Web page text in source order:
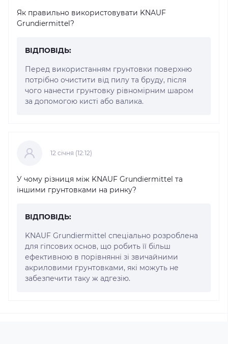
Як правильно використовувати KNAUF
Grundiermittel?
ВІДПОВІДЬ:
Перед використанням грунтовки поверхню
потрібно очистити від пилу та бруду, після
чого нанести грунтовку рівномірним шаром
за допомогою кисті або валика.
12 cічня (12:12)
У чому різниця між KNAUF Grundiermittel та
іншими грунтовками на ринку?
ВІДПОВІДЬ:
KNAUF Grundiermittel спеціально розроблена
для гіпсових основ, що робить її більш
ефективною в порівнянні зі звичайними
акриловими грунтовками, які можуть не
забезпечити таку ж адгезію.